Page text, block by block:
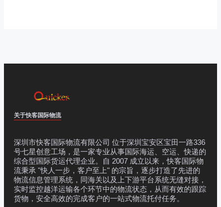
关于快客国际物流
深圳市快客国际物流有限公司 位于深圳宝安区宝田一路336
号七星创意工场，是一家专业从事国际海运、空运、快递的
综合型国际货运代理企业。自 2007 成立以来，快客国际物
流秉承 "快人一步，客户至上" 的宗旨，逐步打造了先进的
物流信息管理系统，同海关以及上下游平台系统无缝对接，
实时监控越洋运输各个环节中的物流状态，从而有效的跟踪
货物，安全高效的完成客户的一站式物流托付任务。